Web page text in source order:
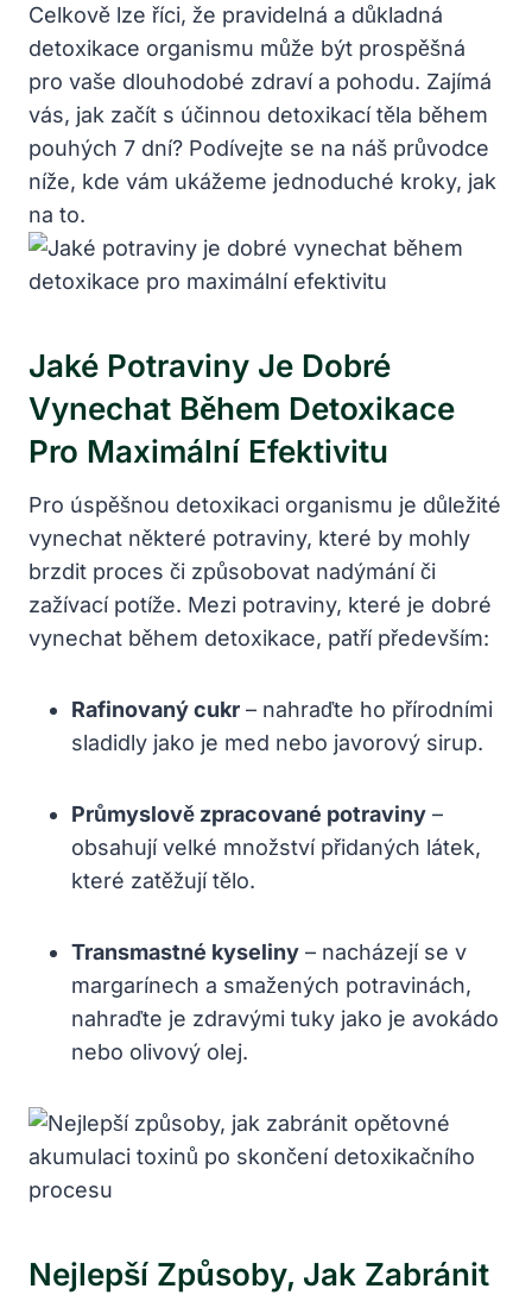
Celkově lze říci, že pravidelná a důkladná
detoxikace organismu může být prospěšná
pro vaše dlouhodobé zdraví a pohodu. Zajímá
vás, jak začít s účinnou detoxikací těla během
pouhých 7 dní? Podívejte se na náš průvodce
níže, kde vám ukážeme jednoduché kroky, jak
na to.
Jaké Potraviny Je Dobré
Vynechat Během Detoxikace
Pro Maximální Efektivitu
Pro úspěšnou detoxikaci organismu je důležité
vynechat některé potraviny, které by mohly
brzdit proces či způsobovat nadýmání či
zažívací potíže. Mezi potraviny, které je dobré
vynechat během detoxikace, patří především:
Rafinovaný cukr – nahraďte ho přírodními
sladidly jako je med nebo javorový sirup.
Průmyslově zpracované potraviny –
obsahují velké množství přidaných látek,
které zatěžují tělo.
Transmastné kyseliny – nacházejí se v
margarínech a smažených potravinách,
nahraďte je zdravými tuky jako je avokádo
nebo olivový olej.
Nejlepší Způsoby, Jak Zabránit